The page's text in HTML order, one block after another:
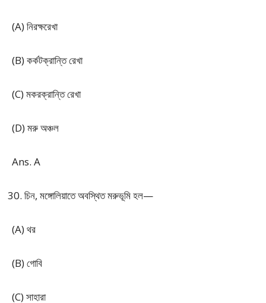
(A) নিরক্ষরেখা
(B) কর্কটক্রান্তি রেখা
(C) মকরক্রান্তি রেখা
(D) মরু অঞ্চল
Ans. A
চিন, মঙ্গোলিয়াতে অবস্থিত মরুভূমি হল—
(A) থর
(B) গোবি
(C) সাহারা